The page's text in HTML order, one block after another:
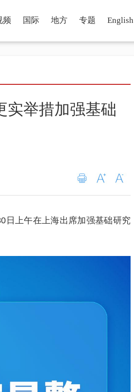
频 国际 地方 专题 English
实举措加强基础
日上午在上海出席加强基础研究